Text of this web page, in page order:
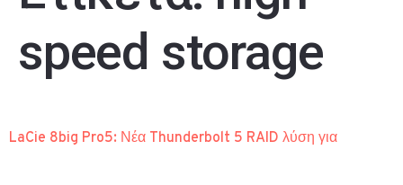
speed storage
LaCie 8big Pro5: Νέα Thunderbolt 5 RAID λύση για